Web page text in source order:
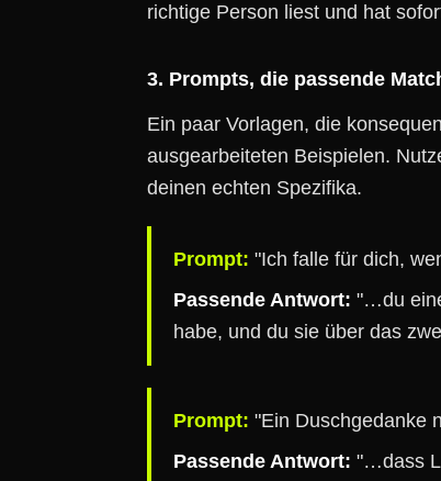
richtige Person liest und hat
3. Prompts, die passende
Ein paar Vorlagen, die
ausgearbeiteten Beispielen.
deinen echten Spezifika.
Prompt: "Ich falle für dich,
Passende Antwort: "…du
habe, und du sie über das
Prompt: "Ein Duschgedanke
Passende Antwort: "…dass